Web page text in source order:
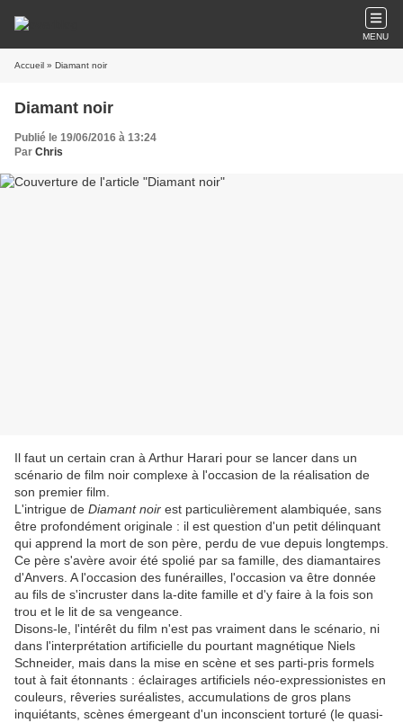
MENU
Accueil » Diamant noir
Diamant noir
Publié le 19/06/2016 à 13:24
Par Chris
Il faut un certain cran à Arthur Harari pour se lancer dans un
scénario de film noir complexe à l'occasion de la réalisation de
son premier film.
L'intrigue de Diamant noir est particulièrement alambiquée, sans
être profondément originale : il est question d'un petit délinquant
qui apprend la mort de son père, perdu de vue depuis longtemps.
Ce père s'avère avoir été spolié par sa famille, des diamantaires
d'Anvers. A l'occasion des funérailles, l'occasion va être donnée
au fils de s'incruster dans la-dite famille et d'y faire à la fois son
trou et le lit de sa vengeance.
Disons-le, l'intérêt du film n'est pas vraiment dans le scénario, ni
dans l'interprétation artificielle du pourtant magnétique Niels
Schneider, mais dans la mise en scène et ses parti-pris formels
tout à fait étonnants : éclairages artificiels néo-expressionistes en
couleurs, rêveries suréalistes, accumulations de gros plans
inquiétants, scènes émergeant d'un inconscient torturé (le quasi-